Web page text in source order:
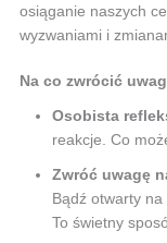
osiąganie naszych
wyzwaniami i
Na co zwrócić
Osobista
reakcje. Co
Zwróć uwagę
Bądź otwarty
To świetny